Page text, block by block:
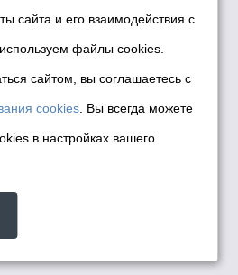
политики мэрии
2026
Cookies
персональных
системах
сайта -
сайта и его взаимодействия с
файлы cookies.
сайтом, вы соглашаетесь с
cookies . Вы всегда можете
в настройках вашего